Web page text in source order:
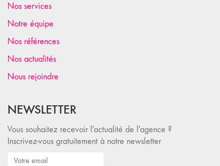
Nos services
Notre équipe
Nos références
Nos actualités
Nous rejoindre
NEWSLETTER
Vous souhaitez recevoir l'actualité de l'agence ?
Inscrivez-vous gratuitement à notre newsletter